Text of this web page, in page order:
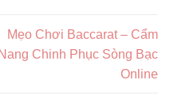
Mẹo Chơi Baccarat – Cẩm
Nang Chinh Phục Sòng Bạc
Online